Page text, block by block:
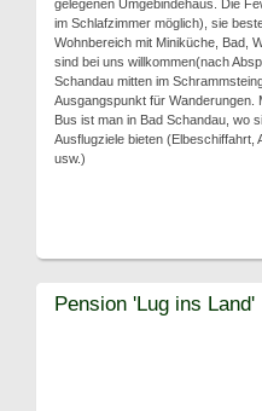
gelegenen Umgebindehaus. Die
im Schlafzimmer möglich), sie
Wohnbereich mit Miniküche, Bad,
sind bei uns willkommen(nach
Schandau mitten im
Ausgangspunkt für
Bus ist man in Bad Schandau, wo
Ausflugziele bieten (Elbeschiffahrt,
usw.)
Pension 'Lug ins Land'